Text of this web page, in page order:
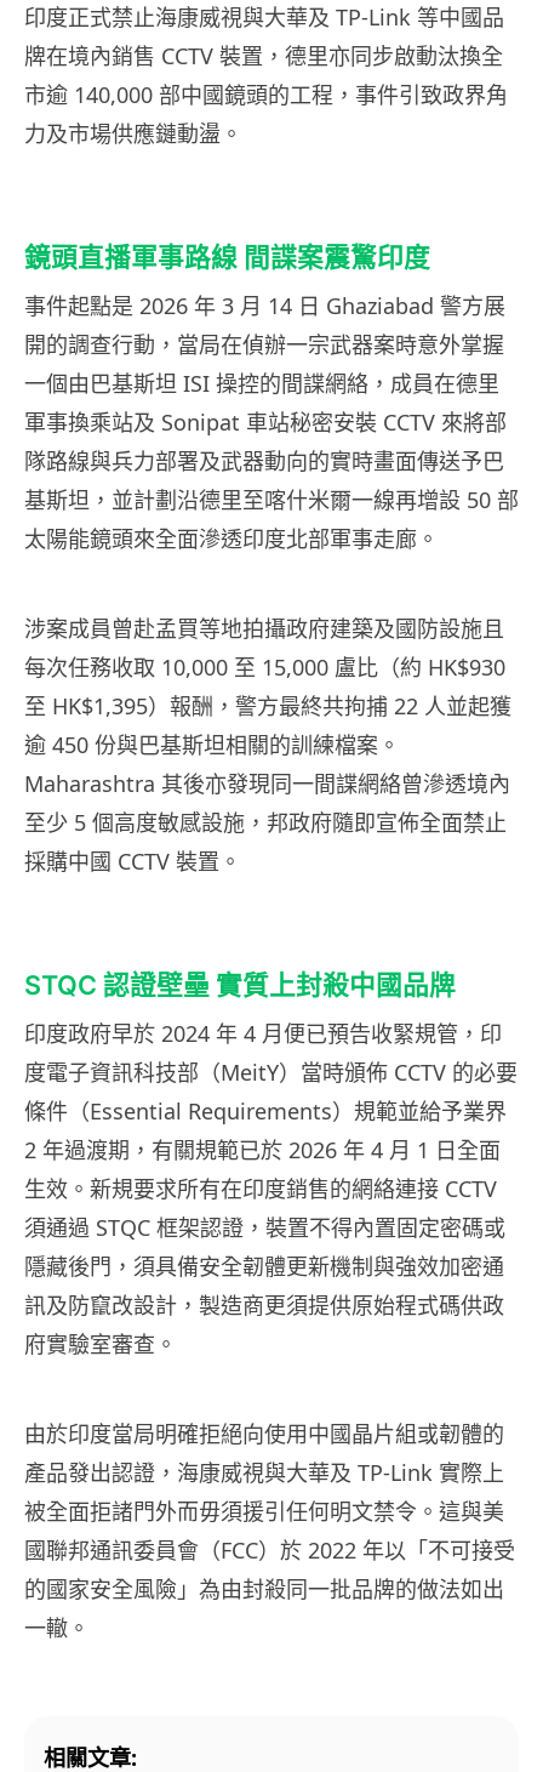
印度正式禁止海康威視與大華及 TP-Link 等中國品
牌在境內銷售 CCTV 裝置，德里亦同步啟動汰換全
市逾 140,000 部中國鏡頭的工程，事件引致政界角
力及市場供應鏈動盪。
鏡頭直播軍事路線 間諜案震驚印度
事件起點是 2026 年 3 月 14 日 Ghaziabad 警方展
開的調查行動，當局在偵辦一宗武器案時意外掌握
一個由巴基斯坦 ISI 操控的間諜網絡，成員在德里
軍事換乘站及 Sonipat 車站秘密安裝 CCTV 來將部
隊路線與兵力部署及武器動向的實時畫面傳送予巴
基斯坦，並計劃沿德里至喀什米爾一線再增設 50 部
太陽能鏡頭來全面滲透印度北部軍事走廊。
涉案成員曾赴孟買等地拍攝政府建築及國防設施且
每次任務收取 10,000 至 15,000 盧比（約 HK$930
至 HK$1,395）報酬，警方最終共拘捕 22 人並起獲
逾 450 份與巴基斯坦相關的訓練檔案。
Maharashtra 其後亦發現同一間諜網絡曾滲透境內
至少 5 個高度敏感設施，邦政府隨即宣佈全面禁止
採購中國 CCTV 裝置。
STQC 認證壁壘 實質上封殺中國品牌
印度政府早於 2024 年 4 月便已預告收緊規管，印
度電子資訊科技部（MeitY）當時頒佈 CCTV 的必要
條件（Essential Requirements）規範並給予業界
2 年過渡期，有關規範已於 2026 年 4 月 1 日全面
生效。新規要求所有在印度銷售的網絡連接 CCTV
須通過 STQC 框架認證，裝置不得內置固定密碼或
隱藏後門，須具備安全韌體更新機制與強效加密通
訊及防竄改設計，製造商更須提供原始程式碼供政
府實驗室審查。
由於印度當局明確拒絕向使用中國晶片組或韌體的
產品發出認證，海康威視與大華及 TP-Link 實際上
被全面拒諸門外而毋須援引任何明文禁令。這與美
國聯邦通訊委員會（FCC）於 2022 年以「不可接受
的國家安全風險」為由封殺同一批品牌的做法如出
一轍。
相關文章: